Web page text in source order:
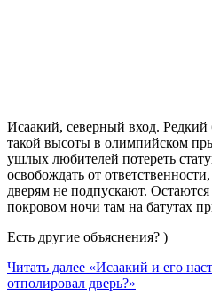
Исаакий, северный вход. Редкий
такой высоты в олимпийском
ушлых любителей потереть
освобождать от
дверям не подпускают.
покровом ночи там на батутах
Есть другие объяснения? )
Читать далее «Исаакий и его
отполировал дверь?»